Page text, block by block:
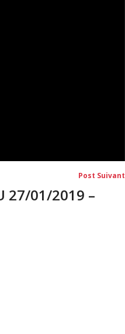
Post Suivant
27/01/2019 –